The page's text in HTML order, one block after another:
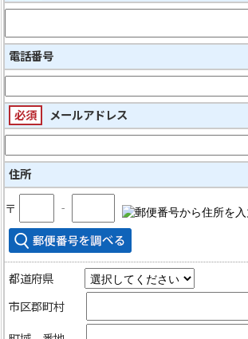
電話番号
必須 メールアドレス
住所
〒 ‐
都道府県
市区郡町村